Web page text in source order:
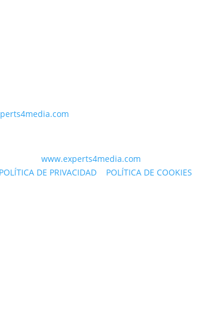
www.experts4media.com
POLÍTICA DE PRIVACIDAD| POLÍTICA DE COOKIES